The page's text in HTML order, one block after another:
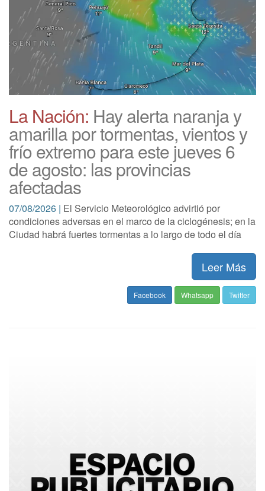
La Nación: Hay alerta naranja y
amarilla por tormentas, vientos y
frío extremo para este jueves 6
de agosto: las provincias
afectadas
07/08/2026 | El Servicio Meteorológico advirtió por
condiciones adversas en el marco de la ciclogénesis; en la
Ciudad habrá fuertes tormentas a lo largo de todo el día
Leer Más
Facebook Whatsapp Twitter